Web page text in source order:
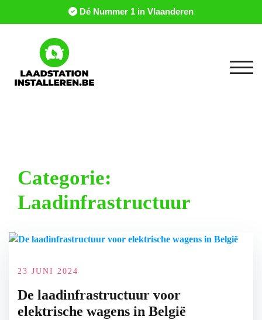
Dé Nummer 1 in Vlaanderen
Categorie:
Laadinfrastructuur
23 JUNI 2024
De laadinfrastructuur voor
elektrische wagens in België